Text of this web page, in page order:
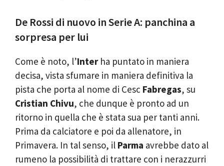
De Rossi di nuovo in Serie A: panchina a
sorpresa per lui
Come è noto, l’Interha puntato in maniera
decisa, vista sfumare in maniera definitiva la
pista che porta al nome di Cesc Fabregas, su
Cristian Chivu, che dunque è pronto ad un
ritorno in quella che è stata sua per tanti anni.
Prima da calciatore e poi da allenatore, in
Primavera. In tal senso, il Parma avrebbe dato al
rumeno la possibilità di trattare con i nerazzurri